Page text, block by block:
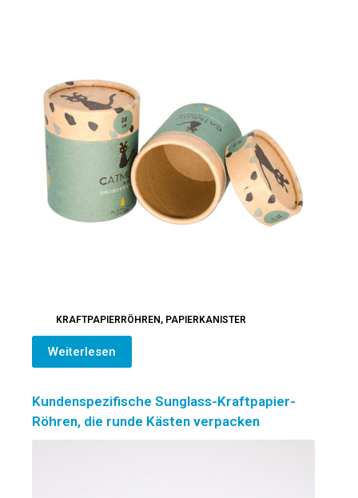
KRAFTPAPIERRÖHREN , PAPIERKANISTER
Weiterlesen
Kundenspezifische Sunglass-Kraftpapier-
Röhren, die runde Kästen verpacken